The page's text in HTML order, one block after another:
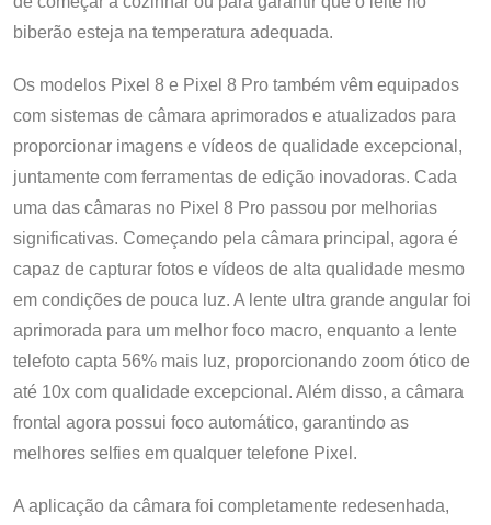
biberão esteja na temperatura adequada.
Os modelos Pixel 8 e Pixel 8 Pro também vêm equipados
com sistemas de câmara aprimorados e atualizados para
proporcionar imagens e vídeos de qualidade excepcional,
juntamente com ferramentas de edição inovadoras. Cada
uma das câmaras no Pixel 8 Pro passou por melhorias
significativas. Começando pela câmara principal, agora é
capaz de capturar fotos e vídeos de alta qualidade mesmo
em condições de pouca luz. A lente ultra grande angular foi
aprimorada para um melhor foco macro, enquanto a lente
telefoto capta 56% mais luz, proporcionando zoom ótico de
até 10x com qualidade excepcional. Além disso, a câmara
frontal agora possui foco automático, garantindo as
melhores selfies em qualquer telefone Pixel.
A aplicação da câmara foi completamente redesenhada,